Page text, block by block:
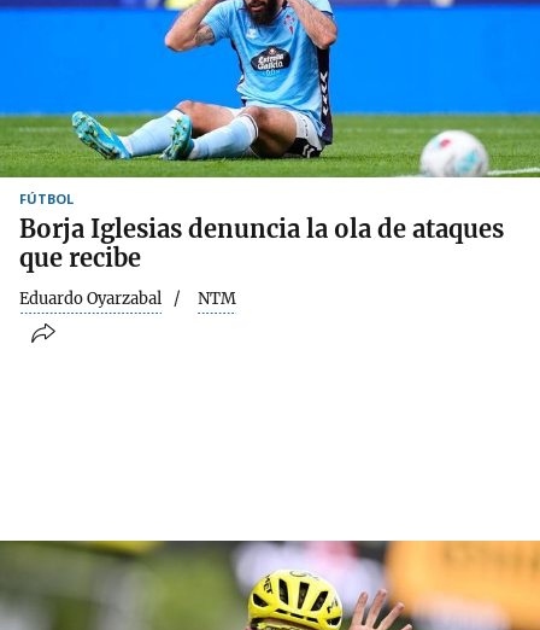
FÚTBOL
Borja Iglesias denuncia la ola de ataques
que recibe
Eduardo Oyarzabal NTM